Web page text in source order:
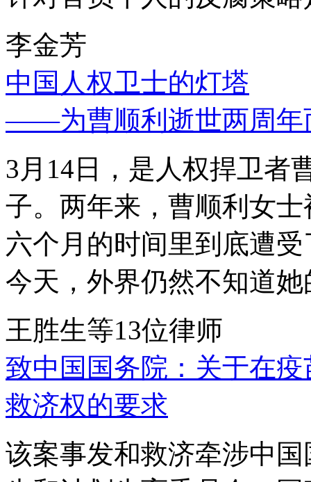
李金芳
中国人权卫士的灯塔
——为曹顺利逝世两周年
3月14日，是人权捍卫者
子。两年来，曹顺利女
六个月的时间里到底遭
今天，外界仍然不知道
王胜生等13位律师
致中国国务院：关于在
救济权的要求
该案事发和救济牵涉中